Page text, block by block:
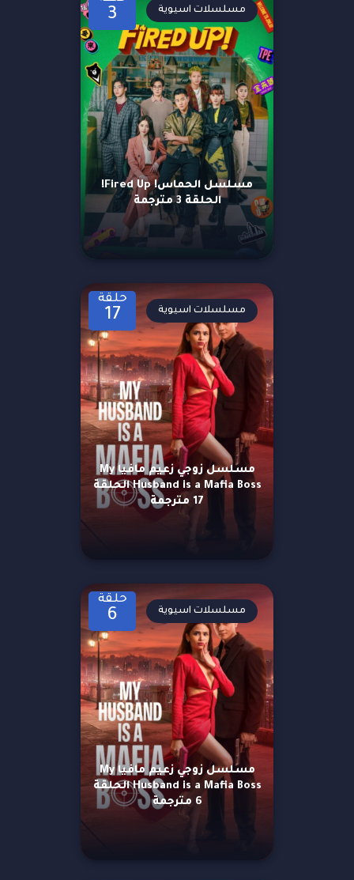
3
مسلسل الحماس! Fired Up!
الحلقة 3 مترجمة
مسلسلات اسيوية
حلقة
17
مسلسل زوجي زعيم مافيا My
Husband is a Mafia Boss الحلقة
17 مترجمة
مسلسلات اسيوية
حلقة
6
مسلسل زوجي زعيم مافيا My
Husband is a Mafia Boss الحلقة
6 مترجمة
مسلسلات اسيوية